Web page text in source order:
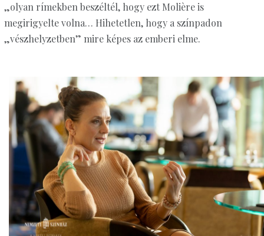
„olyan rímekben beszéltél, hogy ezt Molière is
megirigyelte volna… Hihetetlen, hogy a színpadon
„vészhelyzetben” mire képes az emberi elme.